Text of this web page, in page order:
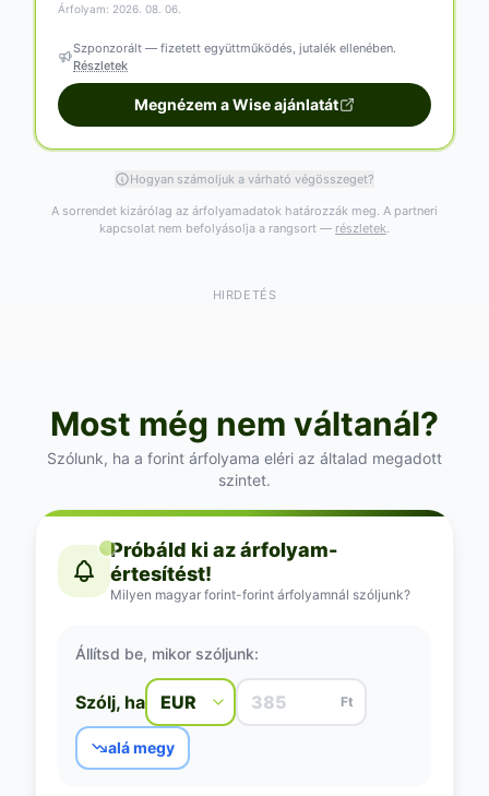
Árfolyam: 2026. 08. 06.
Szponzorált — fizetett együttműködés, jutalék ellenében.
Részletek
Megnézem a Wise ajánlatát
Hogyan számoljuk a várható végösszeget?
A sorrendet kizárólag az árfolyamadatok határozzák meg. A partneri
kapcsolat nem befolyásolja a rangsort — részletek
HIRDETÉS
Most még nem váltanál?
Szólunk, ha a forint árfolyama eléri az általad megadott
szintet.
Próbáld ki az árfolyam-
értesítést!
Milyen magyar forint-forint árfolyamnál szóljunk?
Állítsd be, mikor szóljunk:
Szólj, ha Ft
alá megy